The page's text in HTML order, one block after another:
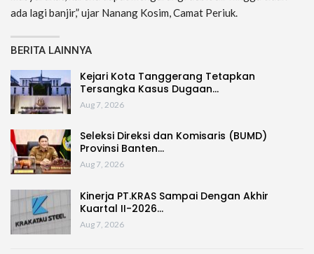
ada lagi banjir,” ujar Nanang Kosim, Camat Periuk.
BERITA LAINNYA
Kejari Kota Tanggerang Tetapkan
Tersangka Kasus Dugaan…
Aug 7, 2026
Seleksi Direksi dan Komisaris (BUMD)
Provinsi Banten…
Aug 7, 2026
Kinerja PT.KRAS Sampai Dengan Akhir
Kuartal II-2026…
Aug 7, 2026